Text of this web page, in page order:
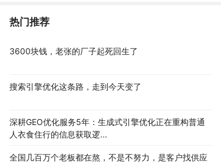
热门推荐
3600块钱，老张的厂子起死回生了
搜索引擎优化这条路，走到今天变了
深耕GEO优化服务5年：生成式引擎优化正在重构普通
人衣食住行的信息获取逻...
全国几百万个老板都在熬，不是不努力，是客户找供应